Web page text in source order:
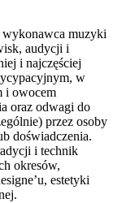
muzyki
audycji i
i najczęściej
w
i owocem
oraz odwagi do
przez osoby
doświadczenia.
i technik
okresów,
estetyki